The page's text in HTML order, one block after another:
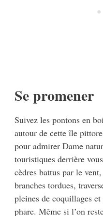
Se promener
Suivez les pontons en
autour de cette île
pour admirer Dame
touristiques derrière
cèdres battus par le
branches tordues,
pleines de coquillages
phare. Même si l’on